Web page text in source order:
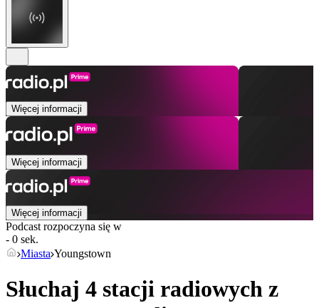
Więcej informacji
Więcej informacji
Więcej informacji
Podcast rozpoczyna się w
- 0 sek.
Miasta Youngstown
Słuchaj 4 stacji radiowych z